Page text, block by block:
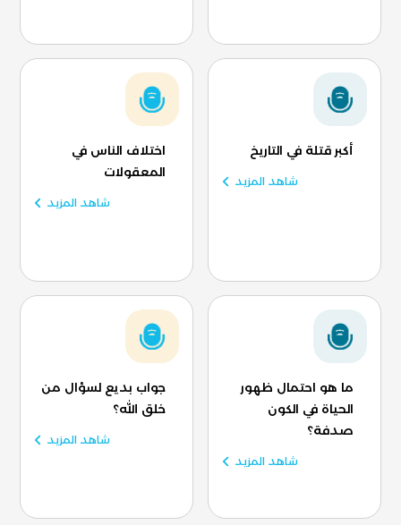
أكبر قتلة في التاريخ
شاهد المزيد
اختلاف الناس في
المعقولات
شاهد المزيد
ما هو احتمال ظهور
الحياة في الكون
صدفة؟
شاهد المزيد
جواب بديع لسؤال من
خلق الله؟
شاهد المزيد